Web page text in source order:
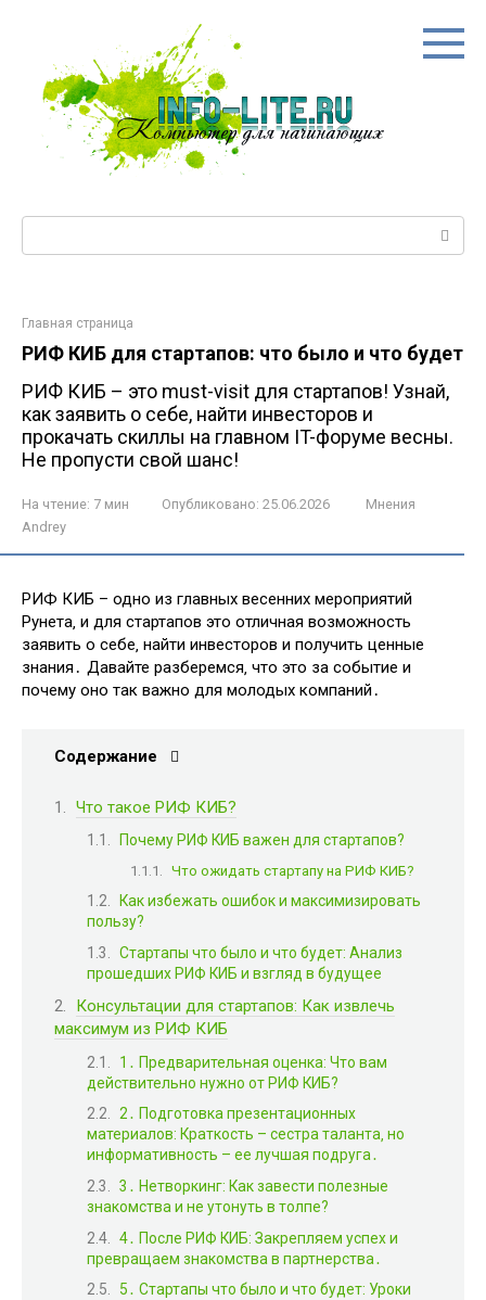
Главная страница
РИФ КИБ для стартапов: что было и что будет
РИФ КИБ – это must-visit для стартапов! Узнай,
как заявить о себе, найти инвесторов и
прокачать скиллы на главном IT-форуме весны.
Не пропусти свой шанс!
На чтение: 7 мин Опубликовано: 25.06.2026
Мнения
Andrey
РИФ КИБ – одно из главных весенних мероприятий
Рунета‚ и для стартапов это отличная возможность
заявить о себе‚ найти инвесторов и получить ценные
знания․ Давайте разберемся‚ что это за событие и
почему оно так важно для молодых компаний․
Содержание
Что такое РИФ КИБ?
Почему РИФ КИБ важен для стартапов?
Что ожидать стартапу на РИФ КИБ?
Как избежать ошибок и максимизировать
пользу?
Стартапы что было и что будет: Анализ
прошедших РИФ КИБ и взгляд в будущее
Консультации для стартапов: Как извлечь
максимум из РИФ КИБ
1․ Предварительная оценка: Что вам
действительно нужно от РИФ КИБ?
2․ Подготовка презентационных
материалов: Краткость – сестра таланта‚ но
информативность – ее лучшая подруга․
3․ Нетворкинг: Как завести полезные
знакомства и не утонуть в толпе?
4․ После РИФ КИБ: Закрепляем успех и
превращаем знакомства в партнерства․
5․ Стартапы что было и что будет: Уроки